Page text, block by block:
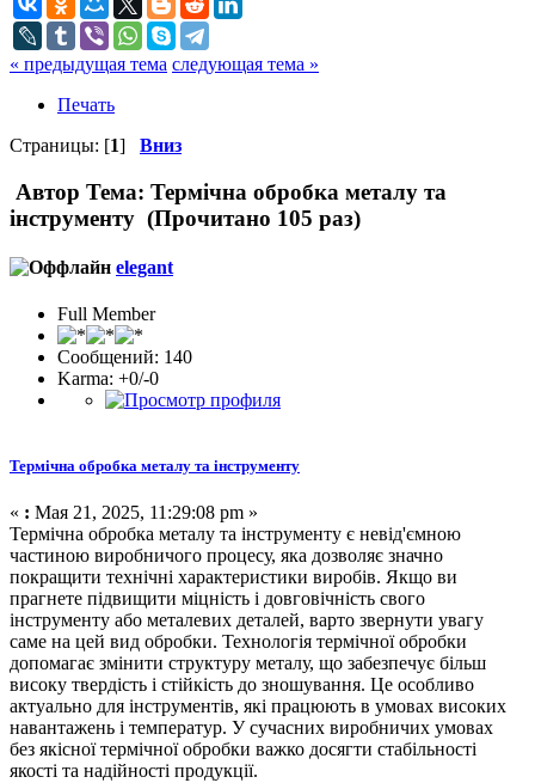
« предыдущая тема следующая тема »
Печать
Страницы: [1] Вниз
Автор Тема: Термічна обробка металу та
інструменту (Прочитано 105 раз)
elegant
Full Member
Сообщений: 140
Karma: +0/-0
Термічна обробка металу та інструменту
« : Мая 21, 2025, 11:29:08 pm »
Термічна обробка металу та інструменту є невід'ємною
частиною виробничого процесу, яка дозволяє значно
покращити технічні характеристики виробів. Якщо ви
прагнете підвищити міцність і довговічність свого
інструменту або металевих деталей, варто звернути увагу
саме на цей вид обробки. Технологія термічної обробки
допомагає змінити структуру металу, що забезпечує більш
високу твердість і стійкість до зношування. Це особливо
актуально для інструментів, які працюють в умовах високих
навантажень і температур. У сучасних виробничих умовах
без якісної термічної обробки важко досягти стабільності
якості та надійності продукції.